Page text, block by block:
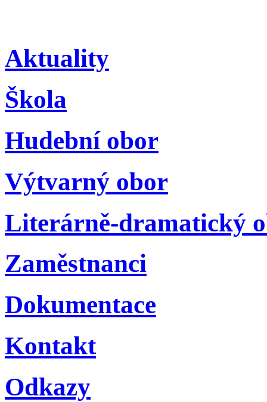
Aktuality
Škola
Hudební obor
Výtvarný obor
Literárně-dramatický
Zaměstnanci
Dokumentace
Kontakt
Odkazy